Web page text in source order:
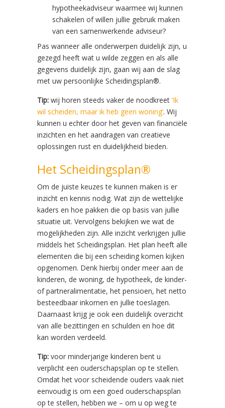
hypotheekadviseur waarmee wij kunnen
schakelen of willen jullie gebruik maken
van een samenwerkende adviseur?
Pas wanneer alle onderwerpen duidelijk zijn, u
gezegd heeft wat u wilde zeggen en als alle
gegevens duidelijk zijn, gaan wij aan de slag
met uw persoonlijke Scheidingsplan®.
Tip: wij horen steeds vaker de noodkreet ‘Ik
wil scheiden, maar ik heb geen woning’. Wij
kunnen u echter door het geven van financiële
inzichten en het aandragen van creatieve
oplossingen rust en duidelijkheid bieden.
Het Scheidingsplan®
Om de juiste keuzes te kunnen maken is er
inzicht en kennis nodig. Wat zijn de wettelijke
kaders en hoe pakken die op basis van jullie
situatie uit. Vervolgens bekijken we wat de
mogelijkheden zijn. Alle inzicht verkrijgen jullie
middels het Scheidingsplan. Het plan heeft alle
elementen die bij een scheiding komen kijken
opgenomen. Denk hierbij onder meer aan de
kinderen, de woning, de hypotheek, de kinder-
of partneralimentatie, het pensioen, het netto
besteedbaar inkomen en jullie toeslagen.
Daarnaast krijg je ook een duidelijk overzicht
van alle bezittingen en schulden en hoe dit
kan worden verdeeld.
Tip: voor minderjarige kinderen bent u
verplicht een ouderschapsplan op te stellen.
Omdat het voor scheidende ouders vaak niet
eenvoudig is om een goed ouderschapsplan
op te stellen, hebben we – om u op weg te